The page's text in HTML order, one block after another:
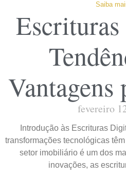
Saiba
Vantagens
fevereiro
Introdução às Escrituras
transformações tecnológicas
setor imobiliário é um dos
inovações, as